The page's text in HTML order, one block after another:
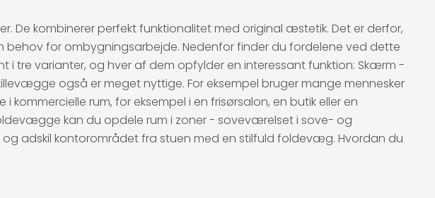
De kombinerer perfekt funktionalitet med original æstetik. Det er derfor,
for ombygningsarbejde. Nedenfor finder du fordelene ved dette
i tre varianter, og hver af dem opfylder en interessant funktion: Skærm -
også er meget nyttige. For eksempel bruger mange mennesker
rum, for eksempel i en frisørsalon, en butik eller en
kan du opdele rum i zoner - soveværelset i sove- og
adskil kontorområdet fra stuen med en stilfuld foldevæg. Hvordan du